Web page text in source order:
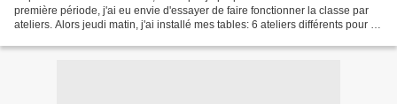
première période, j'ai eu envie d'essayer de faire fonctionner la classe par
ateliers. Alors jeudi matin, j'ai installé mes tables: 6 ateliers différents pour 4